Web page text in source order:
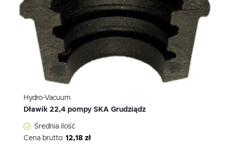
Hydro-Vacuum
Dławik 22,4 pompy SKA Grudziądz
Średnia ilość
Cena brutto: 12,18 zł